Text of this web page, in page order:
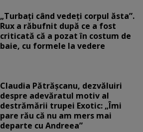
„Turbați când vedeți corpul ăsta”.
Rux a răbufnit după ce a fost
criticată că a pozat în costum de
baie, cu formele la vedere
Claudia Pătrășcanu, dezvăluiri
despre adevăratul motiv al
destrămării trupei Exotic: „Îmi
pare rău că nu am mers mai
departe cu Andreea”